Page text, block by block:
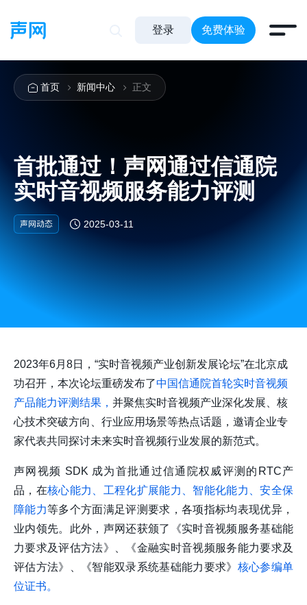
登录 免费体验
首页 新闻中心 正文
首批通过！声网通过信通院
实时音视频服务能力评测
声网动态 2025-03-11
2023年6月8日，“实时音视频产业创新发展论坛”在北京成
功召开，本次论坛重磅发布了中国信通院首轮实时音视频
产品能力评测结果， 并聚焦实时音视频产业深化发展、核
心技术突破方向、行业应用场景等热点话题，邀请企业专
家代表共同探讨未来实时音视频行业发展的新范式。
声网视频 SDK 成为首批通过信通院权威评测的RTC产
品，在核心能力、工程化扩展能力、智能化能力、安全保
障能力等多个方面满足评测要求，各项指标均表现优异，
业内领先。此外，声网还获颁了《实时音视频服务基础能
力要求及评估方法》、《金融实时音视频服务能力要求及
评估方法》、《智能双录系统基础能力要求》 核心参编单
位证书。